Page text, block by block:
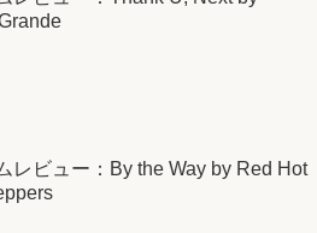
レビュー：By the Way by Red Hot